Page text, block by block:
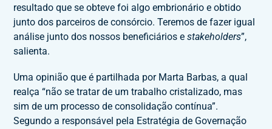
resultado que se obteve foi algo embrionário e obtido
junto dos parceiros de consórcio. Teremos de fazer igual
análise junto dos nossos beneficiários estakeholders”,
salienta.
Uma opinião que é partilhada por Marta Barbas, a qual
realça “não se tratar de um trabalho cristalizado, mas
sim de um processo de consolidação contínua”.
Segundo a responsável pela Estratégia de Governação